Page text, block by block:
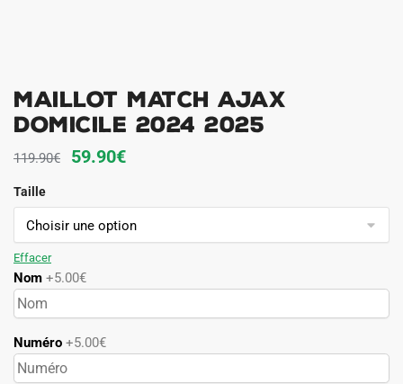
Maillot Match Ajax
Domicile 2024 2025
119.90€
Le
initial
était :
59.90€Le
actuel
est :
Taille
Effacer
Nom +5.00€
Numéro +5.00€